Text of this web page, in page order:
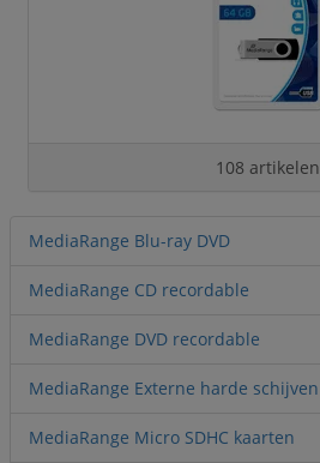
108 artikelen
MediaRange Blu-ray DVD
MediaRange CD recordable
MediaRange DVD recordable
MediaRange Externe harde schijven
MediaRange Micro SDHC kaarten